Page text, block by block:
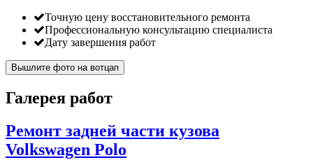
Точную цену восстановительного ремонта
Профессиональную консультацию специалиста
Дату завершения работ
Вышлите фото на вотцап
Галерея работ
Ремонт задней части кузова
Volkswagen Polo